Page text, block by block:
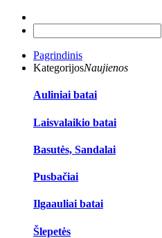
Pagrindinis
KategorijosNaujienos
Auliniai batai
Laisvalaikio batai
Basutės, Sandalai
Pusbačiai
Ilgaauliai batai
Šlepetės